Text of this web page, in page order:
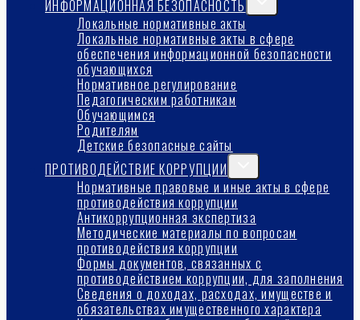
ИНФОРМАЦИОННАЯ БЕЗОПАСНОСТЬ
Локальные нормативные акты
Локальные нормативные акты в сфере
обеспечения информационной безопасности
обучающихся
Нормативное регулирование
Педагогическим работникам
Обучающимся
Родителям
Детские безопасные сайты
ПРОТИВОДЕЙСТВИЕ КОРРУПЦИИ
меню
Нормативные правовые и иные акты в сфере
противодействия коррупции
Антикоррупционная экспертиза
Методические материалы по вопросам
противодействия коррупции
Формы документов, связанных с
противодействием коррупции, для заполнения
Сведения о доходах, расходах, имуществе и
обязательствах имущественного характера